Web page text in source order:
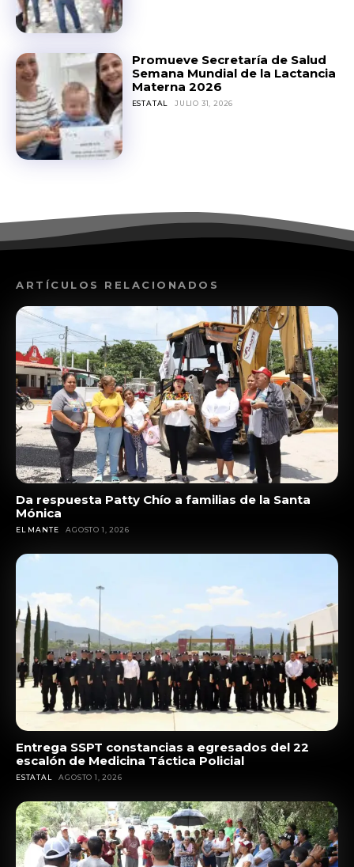
Promueve Secretaría de Salud
Semana Mundial de la Lactancia
Materna 2026
ESTATAL JULIO 31, 2026
ARTÍCULOS RELACIONADOS
Da respuesta Patty Chío a familias de la Santa
Mónica
EL MANTE AGOSTO 1, 2026
Entrega SSPT constancias a egresados del 22
escalón de Medicina Táctica Policial
ESTATAL AGOSTO 1, 2026